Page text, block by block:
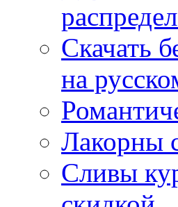
Скачать
на
Лакорны
Сливы